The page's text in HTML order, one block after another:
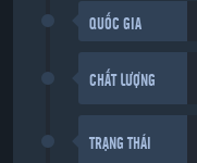
QUỐC GIA
CHẤT LƯỢNG
TRẠNG THÁI